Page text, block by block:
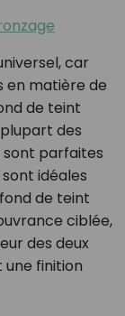
car
en matière de
de teint
des
sont parfaites
idéales
de teint
ciblée,
des deux
finition